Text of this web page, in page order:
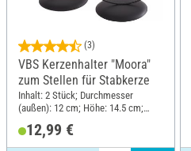
(3)
VBS Kerzenhalter "Moora"
zum Stellen für Stabkerze
Inhalt: 2 Stück; Durchmesser
(außen): 12 cm; Höhe: 14.5 cm;
12,99 €